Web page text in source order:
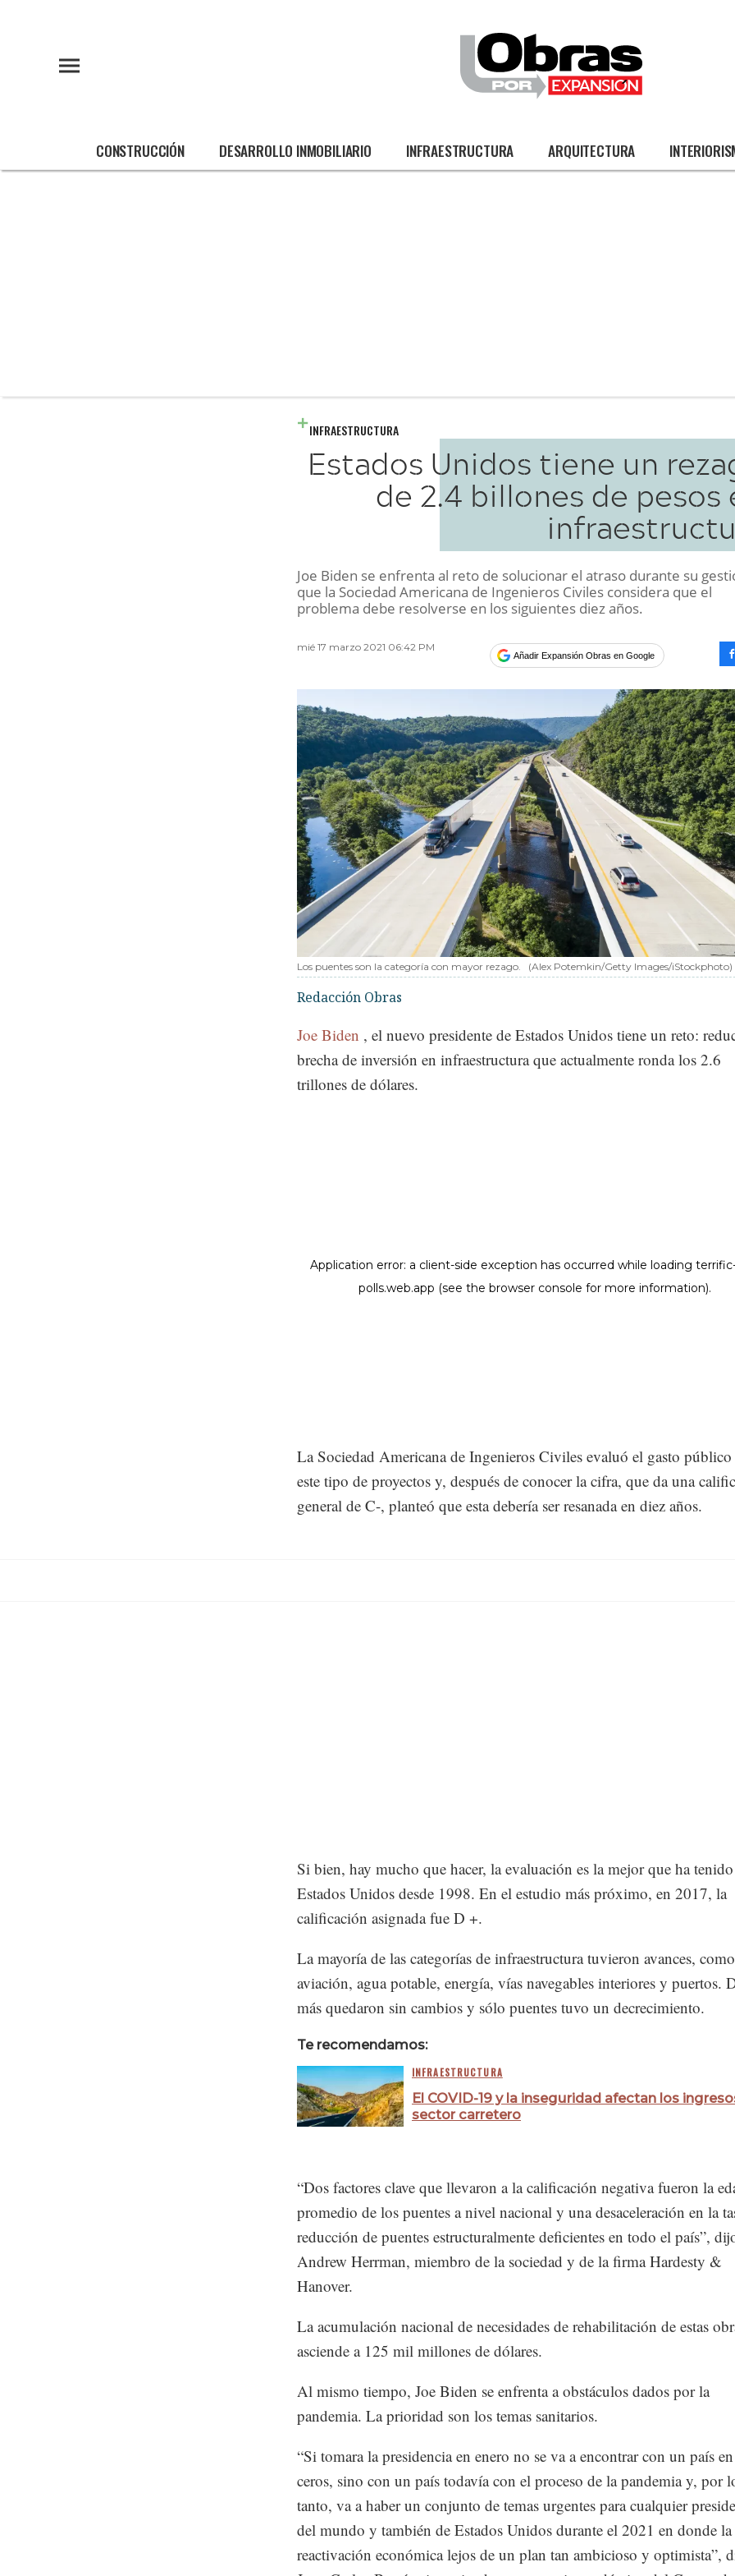
CONSTRUCCIÓN DESARROLLO INMOBILIARIO INFRAESTRUCTURA ARQUITECTURA
INFRAESTRUCTURA
Estados Unidos tiene un
de 2.4 billones de pesos
Joe Biden se enfrenta al reto de solucionar el atraso durante su
que la Sociedad Americana de Ingenieros Civiles considera que el
problema debe resolverse en los siguientes diez años.
mié 17 marzo 2021 06:42 PM
Añadir Expansión Obras en Google
Los puentes son la categoría con mayor rezago. (Alex Potemkin/Getty Images/iStockphoto)
Redacción Obras
Joe Biden , el nuevo presidente de Estados Unidos tiene un reto:
brecha de inversión en infraestructura que actualmente ronda los 2.6
trillones de dólares.
La Sociedad Americana de Ingenieros Civiles evaluó el gasto público
este tipo de proyectos y, después de conocer la cifra, que da una
general de C-, planteó que esta debería ser resanada en diez años.
Si bien, hay mucho que hacer, la evaluación es la mejor que ha tenido
Estados Unidos desde 1998. En el estudio más próximo, en 2017, la
calificación asignada fue D +.
La mayoría de las categorías de infraestructura tuvieron avances, como
aviación, agua potable, energía, vías navegables interiores y puertos.
más quedaron sin cambios y sólo puentes tuvo un decrecimiento.
Te recomendamos:
INFRAESTRUCTURA
El COVID-19 y la inseguridad afectan los
sector carretero
“Dos factores clave que llevaron a la calificación negativa fueron la
promedio de los puentes a nivel nacional y una desaceleración en la
reducción de puentes estructuralmente deficientes en todo el país”,
Andrew Herrman, miembro de la sociedad y de la firma Hardesty &
Hanover.
La acumulación nacional de necesidades de rehabilitación de estas
asciende a 125 mil millones de dólares.
Al mismo tiempo, Joe Biden se enfrenta a obstáculos dados por la
pandemia. La prioridad son los temas sanitarios.
“Si tomara la presidencia en enero no se va a encontrar con un país en
ceros, sino con un país todavía con el proceso de la pandemia y, por
tanto, va a haber un conjunto de temas urgentes para cualquier
del mundo y también de Estados Unidos durante el 2021 en donde la
reactivación económica lejos de un plan tan ambicioso y optimista”,